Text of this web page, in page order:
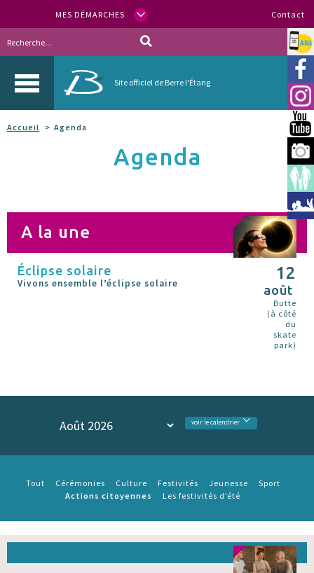
MES DÉMARCHES Contact
Site officiel de Berre l'Étang
Allo
Accueil Agenda
Agenda
A la une
Éclipse solaire
Vivons ensemble l’éclipse solaire
12
août
Butte
(à côté
du
skate
park)
voir le calendrier
Tout Cérémonies Culture Festivités Jeunesse
Sport
Actions citoyennes
Les festivités d’été